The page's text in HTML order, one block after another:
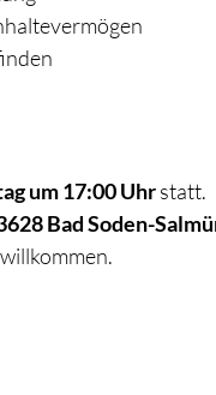
um 17:00 Uhr statt.
Bad Soden-